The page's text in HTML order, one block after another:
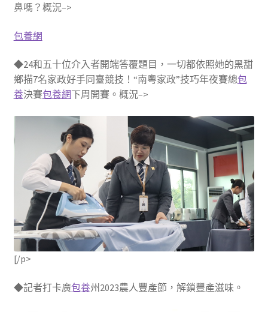
鼻嗎？概況–>
包養網
◆24和五十位介入者開端答覆題目，一切都依照她的黑甜
鄉描7名家政好手同臺競技！“南粵家政”技巧年夜賽總包
養決賽包養網下周開賽。概況–>
[/p>
◆記者打卡廣包養州2023農人豐產節，解鎖豐產滋味。